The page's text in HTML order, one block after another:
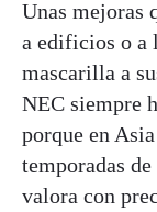
Unas mejoras
a edificios o a
mascarilla a
NEC siempre
porque en
temporadas
valora con